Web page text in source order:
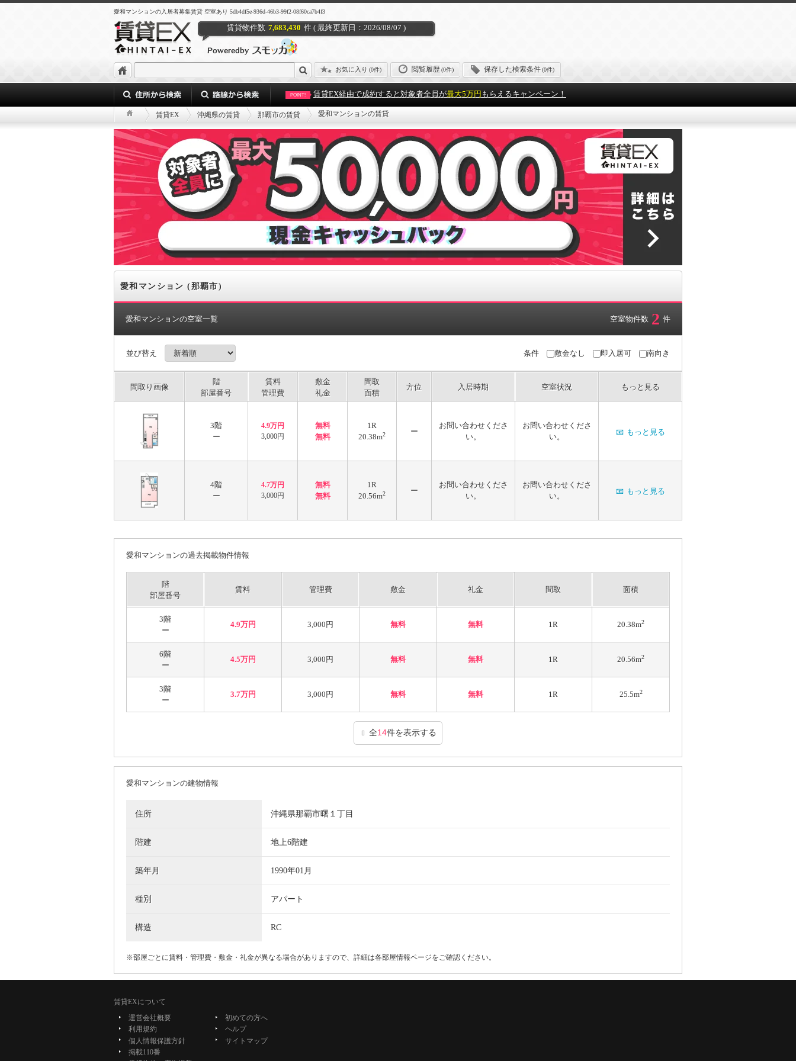
愛和マンションの入居者募集賃貸 空室あり 5db4df5e-936d-46b3-99f2-08f60ca7b4f3
賃貸物件数 7,683,430 件 ( 最終更新日：2026/08/07 )
お気に入り (0件) 閲覧履歴(0件) 保存した検索条件(0件)
POINT! 賃貸EX経由で成約すると対象者全員が最大5万円 もらえるキャンペーン！
賃貸EX 沖縄県の賃貸 那覇市の賃貸 愛和マンションの賃貸
愛和マンション (那覇市)
愛和マンションの空室一覧 空室物件数 2 件
並び替え 条件 敷金なし 即入居可 南向き
間取り画像
階
部屋番号
賃料
管理費
敷金
礼金
間取
面積
方位 入居時期 空室状況 もっと見る
3階
ー
4.9万円
3,000円
無料
無料
1R
20.38m2 ー
お問い合わせくださ
い。
お問い合わせくださ
い。
📧 もっと見る
4階
ー
4.7万円
3,000円
無料
無料
1R
20.56m2 ー
お問い合わせくださ
い。
お問い合わせくださ
い。
📧 もっと見る
愛和マンションの過去掲載物件情報
階
部屋番号
賃料 管理費 敷金 礼金 間取 面積
3階
ー
4.9万円 3,000円 無料 無料 1R 20.38m2
6階
ー
4.5万円 3,000円 無料 無料 1R 20.56m2
3階
ー
3.7万円 3,000円 無料 無料 1R 25.5m2
全14件を表示する
愛和マンションの建物情報
住所 沖縄県那覇市曙１丁目
階建 地上6階建
築年月 1990年01月
種別 アパート
構造 RC
※部屋ごとに賃料・管理費・敷金・礼金が異なる場合がありますので、詳細は各部屋情報ページをご確認ください。
賃貸EXについて
運営会社概要
利用規約
個人情報保護方針
掲載110番
初めての方へ
ヘルプ
サイトマップ